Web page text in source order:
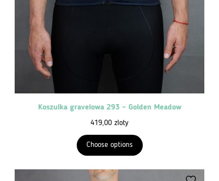
Koszulka gravelowa 293 – Golden Meadow
419,00 zloty
Choose options